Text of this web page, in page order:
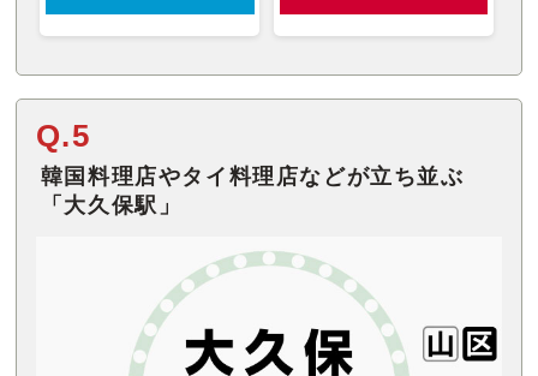
Q.5
韓国料理店やタイ料理店などが立ち並ぶ
「大久保駅」